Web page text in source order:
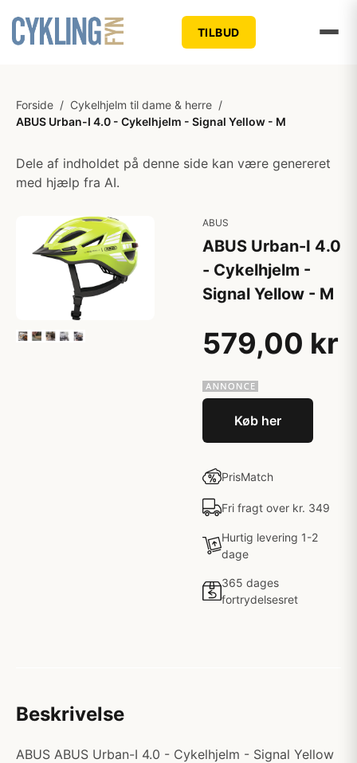
TILBUD
Forside / Cykelhjelm til dame & herre /
ABUS Urban-I 4.0 - Cykelhjelm - Signal Yellow - M
Dele af indholdet på denne side kan være genereret
med hjælp fra AI.
ABUS
ABUS Urban-I 4.0
- Cykelhjelm -
Signal Yellow - M
579,00 kr
Køb her
PrisMatch
Fri fragt over kr. 349
Hurtig levering 1-2
dage
365 dages
fortrydelsesret
Beskrivelse
ABUS ABUS Urban-I 4.0 - Cykelhjelm - Signal Yellow